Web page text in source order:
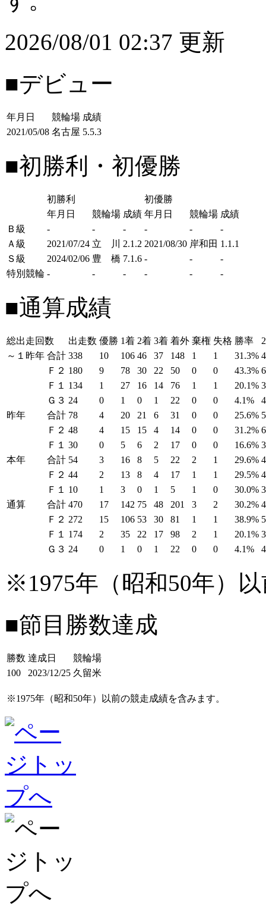
2026/08/01 02:37 更新
■デビュー
年月日 競輪場 成績
2021/05/08 名古屋 5.5.3
■初勝利・初優勝
初勝利
初優勝
年月日
競輪場 成績 年月日 競輪場 成績
Ｂ級
- - - - -
-
Ａ級
2021/07/24 立 川 2.1.2 2021/08/30 岸和田 1.1.1
Ｓ級
2024/02/06 豊 橋 7.1.6 - -
-
特別競輪 - - - - - -
■通算成績
総出走回数 出走数 優勝 1着 2着 3着 着外 棄権 失格 勝率
～１昨年 合計 338 10 106 46 37 148 1 1 31.3%
Ｆ２ 180 9 78 30 22 50 0 0 43.3%
Ｆ１
134 1 27 16 14 76 1 1 20.1%
Ｇ３ 24 0 1 0 1 22 0 0 4.1%
昨年
合計 78 4 20 21 6 31 0 0 25.6%
Ｆ２ 48 4 15 15 4 14 0 0 31.2%
Ｆ１
30 0 5 6 2 17 0 0 16.6%
本年
合計 54 3 16 8 5 22 2 1 29.6%
Ｆ２ 44 2 13 8 4 17 1 1 29.5%
Ｆ１
10 1 3 0 1 5 1 0 30.0%
通算
合計 470 17 142 75 48 201 3 2 30.2%
Ｆ２ 272 15 106 53 30 81 1 1 38.9%
Ｆ１
174 2 35 22 17 98 2 1 20.1%
Ｇ３ 24 0 1 0 1 22 0 0 4.1%
※1975年（昭和50年）
■節目勝数達成
勝数 達成日
競輪場
100
2023/12/25 久留米
※1975年（昭和50年）以前の競走成績を含みます。